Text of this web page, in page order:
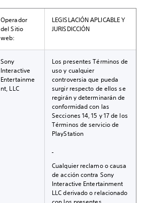
Operador
del Sitio
web:
LEGISLACIÓN APLICABLE Y
JURISDICCIÓN
Sony
Interactive
Entertainme
nt, LLC
Los presentes Términos de
uso y cualquier
controversia que pueda
surgir respecto de ellos se
regirán y determinarán de
conformidad con las
Secciones 14, 15 y 17 de los
Términos de servicio de
PlayStation
Cualquier reclamo o causa
de acción contra Sony
Interactive Entertainment
LLC derivado o relacionado